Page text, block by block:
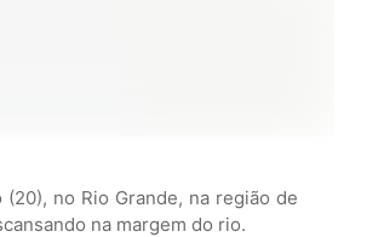
no Rio Grande, na região de
na margem do rio.